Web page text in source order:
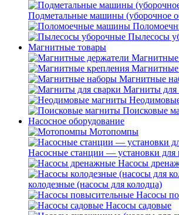
Подметальные машины (уборочное
Пылесосы
Магнитные товары
Магнитные
Магнитные
Магнитные
Магниты для
Поисковые
Насосное оборудование
Мотопомпы
Насосные станции — установки для
Насосы
колодезные (насосы для колодца)
Насосы
Насосы садовые